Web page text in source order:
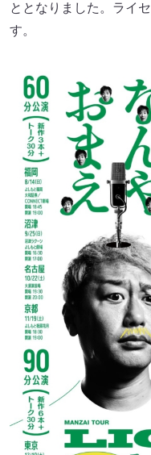
ととなりました。ライ
す。